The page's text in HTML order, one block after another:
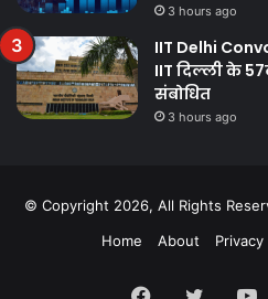
3 hours ago
IIT Delhi
IIT दिल्ली के
संबोधित
3 hours ago
© Copyright 2026, All Rights
Home
About Privacy